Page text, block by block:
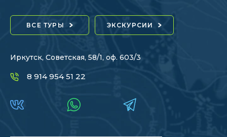
ВСЕ ТУРЫ ЭКСКУРСИИ
Иркутск, Советская, 58/1, оф. 603/3
8 914 954 51 22